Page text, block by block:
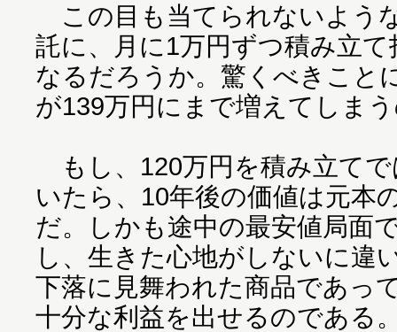
この目も当てられないよう
託に、月に1万円ずつ積み立
なるだろうか。驚くべきこと
が139万円にまで増えてしま
もし、120万円を積み立て
いたら、10年後の価値は元本
だ。しかも途中の最安値局面
し、生きた心地がしないに違
下落に見舞われた商品であっ
十分な利益を出せるのである